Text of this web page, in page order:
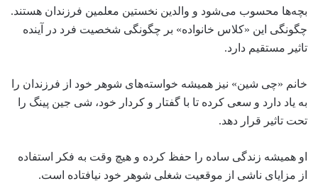
بچه‌ها محسوب می‌شود و والدین نخستین معلمین فرزندان هستند.
چگونگی این «کلاس خانواده» بر چگونگی شخصیت فرد در آینده
تاثیر مستقیم دارد.
خانم «چی شین» نیز همیشه خواسته‌های شوهر خود از فرزندان را
به یاد دارد و سعی کرده تا با گفتار و کردار خود، شی جین پینگ را
تحت تاثیر قرار دهد.
او همیشه زندگی ساده را حفظ کرده و هیچ وقت به فکر استفاده
از مزایای ناشی از موقعیت شغلی شوهر خود نیافتاده است.